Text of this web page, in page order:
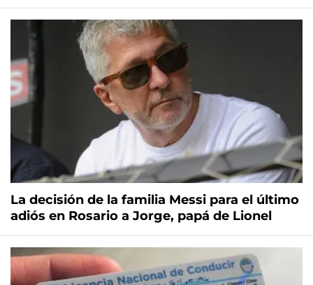
La decisión de la familia Messi para el último
adiós en Rosario a Jorge, papá de Lionel